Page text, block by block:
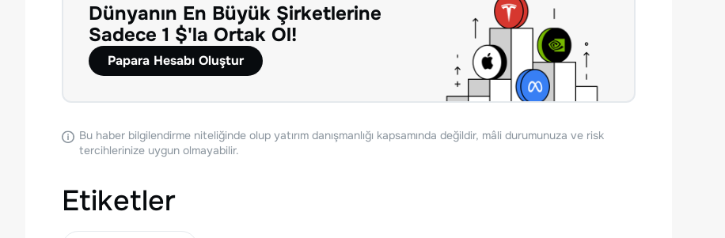
Dünyanın En Büyük Şirketlerine
Sadece 1 $'la Ortak Ol!
Papara Hesabı Oluştur
Bu haber bilgilendirme niteliğinde olup yatırım danışmanlığı kapsamında değildir, mâli durumunuza ve risk
tercihlerinize uygun olmayabilir.
Etiketler